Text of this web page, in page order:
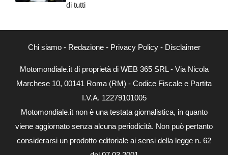
di tutti
Chi siamo- Redazione- Privacy Policy- Disclaimer
Motomondiale.it di proprietà di WEB 365 SRL - Via Nicola
Marchese 10, 00141 Roma (RM) - Codice Fiscale e Partita
I.V.A. 12279101005
Motomondiale.it non è una testata giornalistica, in quanto
viene aggiornato senza alcuna periodicità. Non può pertanto
considerarsi un prodotto editoriale ai sensi della legge n. 62